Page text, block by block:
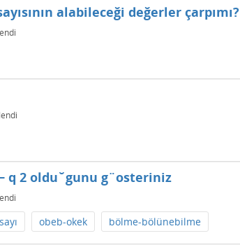
alabileceği değerler çarpımı?
q 2 oldu˘gunu g¨osteriniz
obeb-okek bölme-bölünebilme